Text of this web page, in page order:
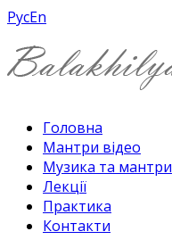
РусEn
Головна
Мантри відео
Музика та мантри
Лекції
Практика
Контакти